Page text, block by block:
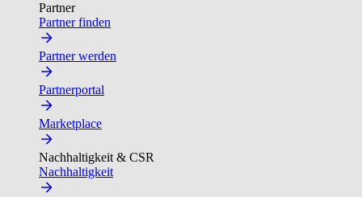
Partner
Partner finden
Partner werden
Partnerportal
Marketplace
Nachhaltigkeit & CSR
Nachhaltigkeit